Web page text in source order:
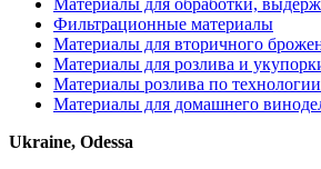
Материалы для обработки,
Фильтрационные материалы
Материалы для вторичного
Материалы для розлива и
Материалы розлива по
Материалы для домашнего
Ukraine, Odessa